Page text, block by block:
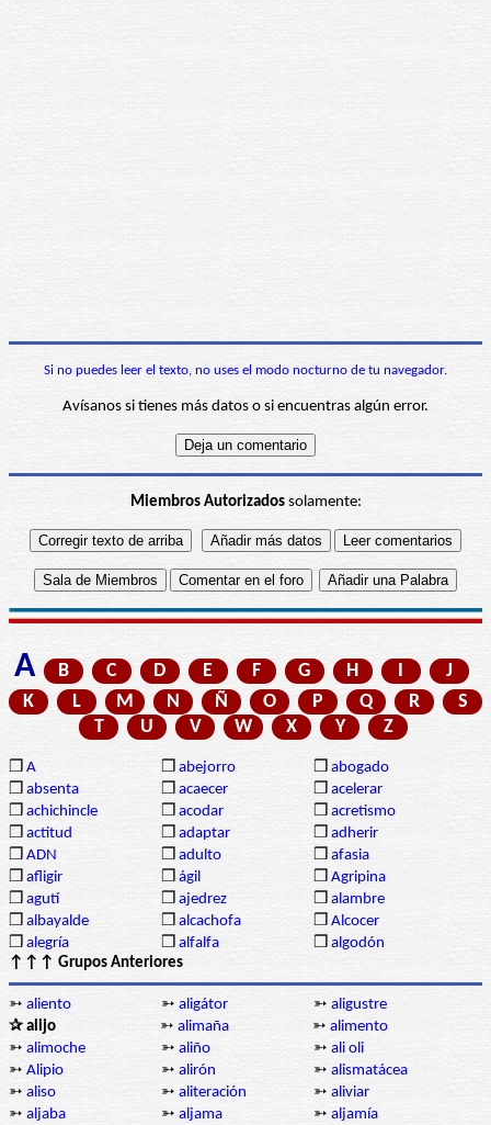
Si no puedes leer el texto, no uses el modo nocturno de tu navegador.
Avísanos si tienes más datos o si encuentras algún error.
Miembros Autorizadossolamente:
A B C D E F G H I
J
K
L M N Ñ O P Q R
S
T
U V W X Y Z
❒ A ❒ abejorro ❒ abogado
❒ absenta ❒ acaecer ❒ acelerar
❒ achichincle ❒ acodar ❒ acretismo
❒ actitud ❒ adaptar ❒ adherir
❒ ADN ❒ adulto ❒ afasia
❒ afligir ❒ ágil ❒ Agripina
❒ agutí ❒ ajedrez ❒ alambre
❒ albayalde ❒ alcachofa ❒ Alcocer
❒ alegría ❒ alfalfa ❒ algodón
↑↑↑ Grupos Anteriores
➳ aliento ➳ aligátor ➳ aligustre
✰ alijo
➳ alimaña ➳ alimento
➳ alimoche ➳ aliño ➳ ali oli
➳ Alipio ➳ alirón ➳ alismatácea
➳ aliso ➳ aliteración ➳ aliviar
➳ aljaba ➳ aljama ➳ aljamía